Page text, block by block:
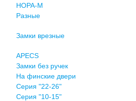
НОРА-М
Разные
Замки врезные
APECS
Замки без ручек
На финские двери
Серия "22-26"
Серия "10-15"